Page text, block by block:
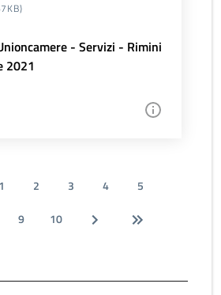
- Servizi - Rimini
2021
1 2 3 4
5
9 10